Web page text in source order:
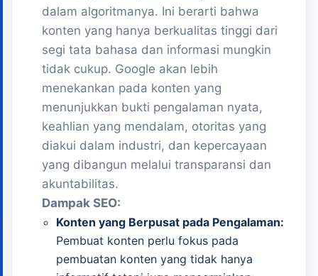
dalam algoritmanya. Ini berarti bahwa
konten yang hanya berkualitas tinggi dari
segi tata bahasa dan informasi mungkin
tidak cukup. Google akan lebih
menekankan pada konten yang
menunjukkan bukti pengalaman nyata,
keahlian yang mendalam, otoritas yang
diakui dalam industri, dan kepercayaan
yang dibangun melalui transparansi dan
akuntabilitas.
Dampak SEO:
Konten yang Berpusat pada Pengalaman:
Pembuat konten perlu fokus pada
pembuatan konten yang tidak hanya